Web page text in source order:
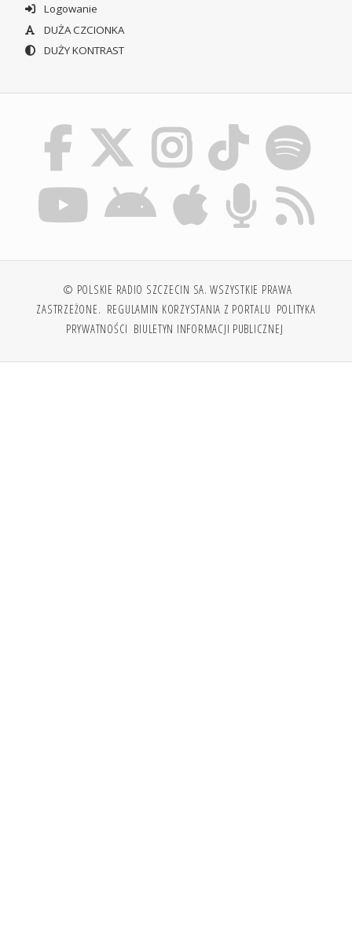
Logowanie
DUŻA CZCIONKA
DUŻY KONTRAST
© POLSKIE RADIO SZCZECIN SA. WSZYSTKIE PRAWA
ZASTRZEŻONE. REGULAMIN KORZYSTANIA Z PORTALU POLITYKA
PRYWATNOŚCI BIULETYN INFORMACJI PUBLICZNEJ